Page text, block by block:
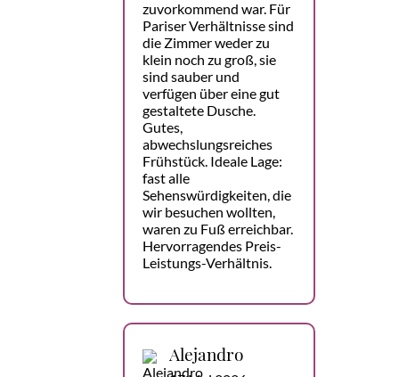
zuvorkommend war. Für
Pariser Verhältnisse sind
die Zimmer weder zu
klein noch zu groß, sie
sind sauber und
verfügen über eine gut
gestaltete Dusche.
Gutes,
abwechslungsreiches
Frühstück. Ideale Lage:
fast alle
Sehenswürdigkeiten, die
wir besuchen wollten,
waren zu Fuß erreichbar.
Hervorragendes Preis-
Leistungs-Verhältnis.
Alejandro